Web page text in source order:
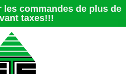
commandes de plus de
taxes!!!